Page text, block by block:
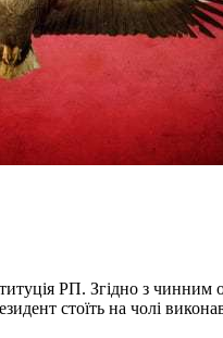
РП. Згідно з
стоїть на чолі